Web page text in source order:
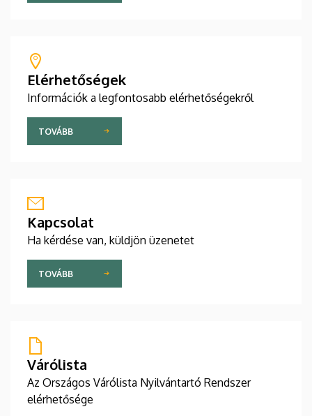
Elérhetőségek
Információk a legfontosabb elérhetőségekről
TOVÁBB
Kapcsolat
Ha kérdése van, küldjön üzenetet
TOVÁBB
Várólista
Az Országos Várólista Nyilvántartó Rendszer
elérhetősége